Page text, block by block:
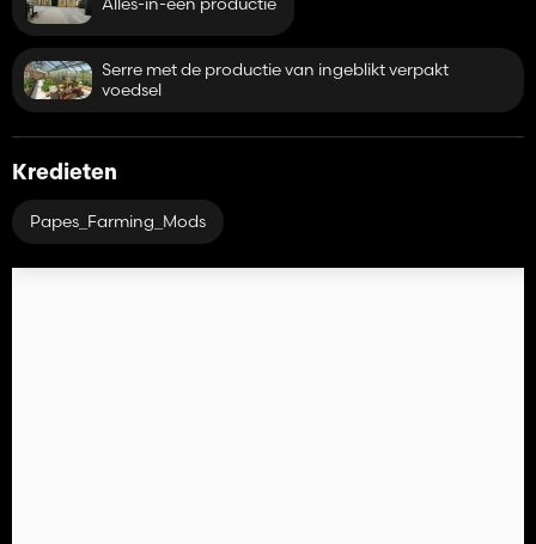
Serre met de productie van ingeblikt verpakt
voedsel
Kredieten
Papes_Farming_Mods